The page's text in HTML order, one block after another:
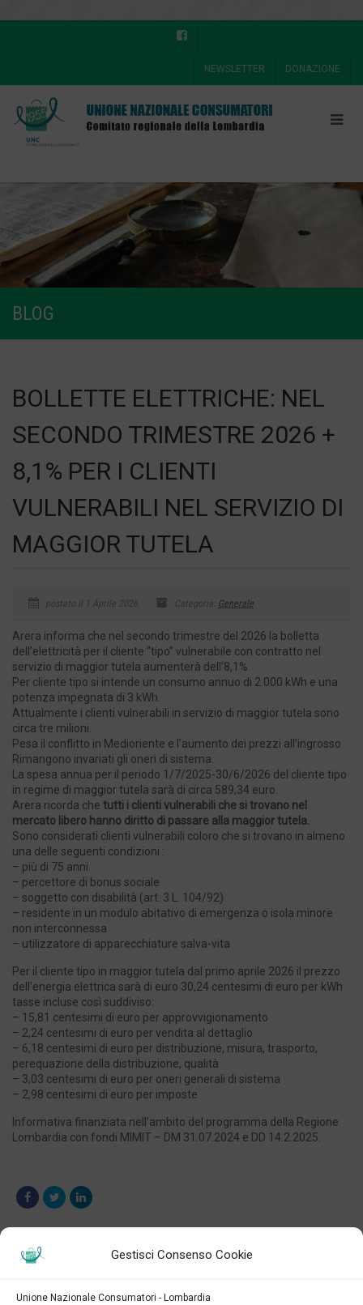
Gestisci Consenso Cookie
Unione Nazionale Consumatori - Lombardia
NEWSLETTER DONAZIONE
BLOG
BOLLETTE ELETTRICHE: NEL
SECONDO TRIMESTRE 2026 +
8,1% PER I CLIENTI
VULNERABILI NEL SERVIZIO DI
MAGGIOR TUTELA
postato il 1 Aprile 2026 Categoria: Generale
Arera informa che nel secondo trimestre del 2026 la bolletta
dell’elettricità per il cliente “tipo” vulnerabile con contratto nel
servizio di maggior tutela aumenterà dell’8,1%.
Per cliente tipo si intende un consumo annuo di 2.000 kWh e una
potenza impegnata di 3 kWh.
Attualmente i clienti vulnerabili in servizio di maggior tutela sono
circa tre milioni.
Pesa il conflitto in Medioriente e l’aumento dei prezzi all’ingrosso.
Rimangono invariati gli oneri di sistema.
La spesa annua per il periodo 1/7/2025-30/6/2026 del cliente tipo
in regime di maggior tutela sarà di circa 589,34 euro.
Arera ricorda che tutti i clienti vulnerabili che si trovano nel
mercato libero hanno diritto di passare alla maggior tutela.
Sono considerati clienti vulnerabili coloro che si trovano in almeno
una delle seguenti condizioni :
– più di 75 anni
– percettore di bonus sociale
– soggetto con disabilità (art. 3 L. 104/92)
– residente in un modulo abitativo di emergenza o isola minore
non interconnessa
– utilizzatore di apparecchiature salva-vita
Per il cliente tipo in maggior tutela dal primo aprile 2026 il prezzo
dell’energia elettrica sarà di euro 30,24 centesimi di euro per kWh
tasse incluse così suddiviso:
– 15,81 centesimi di euro per approvvigionamento
– 2,24 centesimi di euro per vendita al dettaglio
– 6,18 centesimi di euro per distribuzione, misura, trasporto,
perequazione della distribuzione, qualità
– 3,03 centesimi di euro per oneri generali di sistema
– 2,98 centesimi di euro per imposte
Informativa finanziata nell’ambito del programma della Regione
Lombardia con fondi MIMIT – DM 31.07.2024 e DD 14.2.2025.